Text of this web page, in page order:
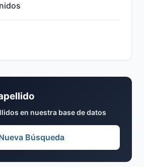
en nuestra base de datos
Búsqueda